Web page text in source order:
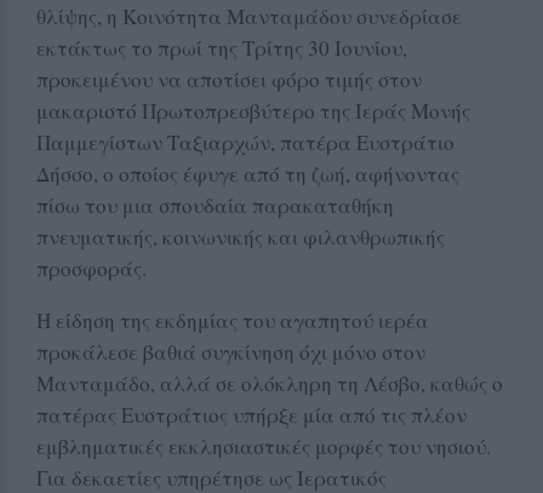
θλίψης, η Κοινότητα Μανταμάδου συνεδρίασε
εκτάκτως το πρωί της Τρίτης 30 Ιουνίου,
προκειμένου να αποτίσει φόρο τιμής στον
μακαριστό Πρωτοπρεσβύτερο της Ιεράς Μονής
Παμμεγίστων Ταξιαρχών, πατέρα Ευστράτιο
Δήσσο, ο οποίος έφυγε από τη ζωή, αφήνοντας
πίσω του μια σπουδαία παρακαταθήκη
πνευματικής, κοινωνικής και φιλανθρωπικής
προσφοράς.
Η είδηση της εκδημίας του αγαπητού ιερέα
προκάλεσε βαθιά συγκίνηση όχι μόνο στον
Μανταμάδο, αλλά σε ολόκληρη τη Λέσβο, καθώς ο
πατέρας Ευστράτιος υπήρξε μία από τις πλέον
εμβληματικές εκκλησιαστικές μορφές του νησιού.
Για δεκαετίες υπηρέτησε ως Ιερατικός